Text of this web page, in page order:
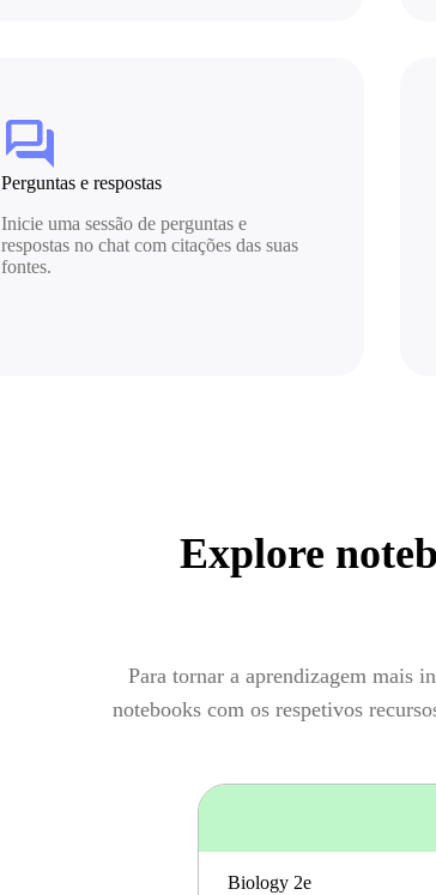
forum
Perguntas e respostas
Inicie uma sessão de perguntas e
respostas no chat com citações das suas
fontes.
Explore
Para tornar a aprendizagem mais
notebooks com os respetivos
Biology 2e